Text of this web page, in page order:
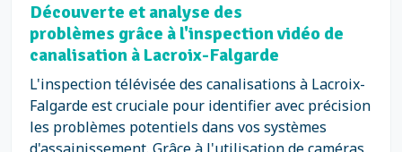
Découverte et analyse des
problèmes grâce à l'inspection vidéo de
canalisation à Lacroix-Falgarde
L'inspection télévisée des canalisations à Lacroix-
Falgarde est cruciale pour identifier avec précision
les problèmes potentiels dans vos systèmes